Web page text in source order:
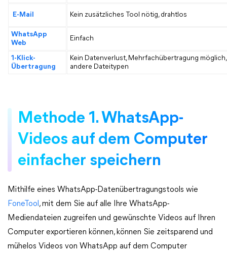
E-Mail Kein zusätzliches Tool nötig, drahtlos
WhatsApp
Web
Einfach
1-Klick-
Übertragung
Kein Datenverlust, Mehrfachübertragung
andere Dateitypen
Methode 1. WhatsApp-
Videos auf dem Computer
einfacher speichern
Mithilfe eines WhatsApp-Datenübertragungstools wie
FoneTool , mit dem Sie auf alle Ihre WhatsApp-
Mediendateien zugreifen und gewünschte Videos auf Ihren
Computer exportieren können, können Sie zeitsparend und
mühelos Videos von WhatsApp auf dem Computer